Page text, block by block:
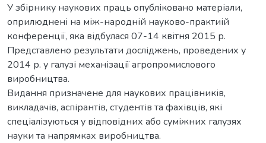
У збірнику наукових праць опубліковано матеріали,
оприлюднені на між-народній науково-практиій
конференції, яка відбулася 07-14 квітня 2015 р.
Представлено результати досліджень, проведених у
2014 р. у галузі механізації агропромислового
виробництва.
Видання призначене для наукових працівників,
викладачів, аспірантів, студентів та фахівців, які
спеціалізуються у відповідних або суміжних галузях
науки та напрямках виробництва.